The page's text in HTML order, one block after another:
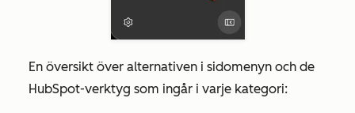
En översikt över alternativen i sidomenyn och de
HubSpot-verktyg som ingår i varje kategori: